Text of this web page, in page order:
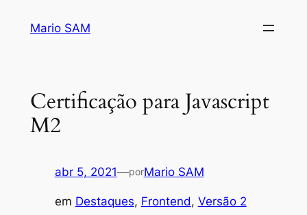
Mario SAM
Certificação para Javascript
M2
abr 5, 2021—porMario SAM
em Destaques, Frontend, Versão 2